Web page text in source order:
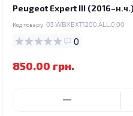
Peugeot Expert III
Код товару: 03.WBXEXT1200.ALL.0.00
0
850.00 грн.